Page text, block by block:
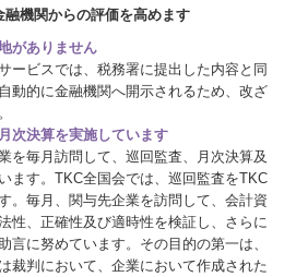
機関からの評価を高めます
がありません
ービスでは、税務署に提出した内容と同
動的に金融機関へ開示されるため、改ざ
次決算を実施しています
を毎月訪問して、巡回監査、月次決算及
ます。TKC全国会では、巡回監査をTKC
。毎月、関与先企業を訪問して、会計資
性、正確性及び適時性を検証し、さらに
言に努めています。その目的の第一は、
裁判において、企業において作成された